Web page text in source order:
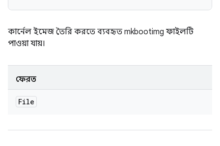
কার্নেল ইমেজ তৈরি করতে ব্যবহৃত mkbootimg ফাইলটি
পাওয়া যায়।
ফেরত
File